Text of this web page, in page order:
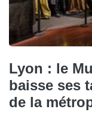
Lyon : le
baisse ses
de la